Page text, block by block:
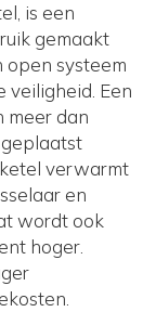
is een
gemaakt
open systeem
veiligheid. Een
meer dan
verwarmt
en
wordt ook
hoger.